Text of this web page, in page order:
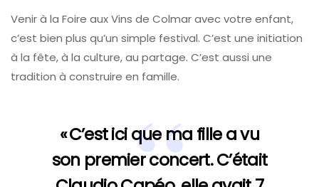
Venir à la Foire aux Vins de Colmar avec votre enfant,
c’est bien plus qu’un simple festival. C’est une initiation
à la fête, à la culture, au partage. C’est aussi une
tradition à construire en famille.
« C’est ici que ma fille a vu
son premier concert. C’était